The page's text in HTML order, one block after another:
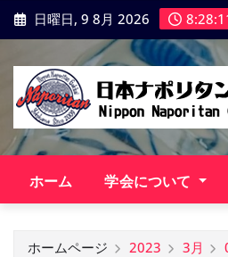
ン
ス
ッ
日曜日, 9 8月 2026
ホーム 学会について
ホームページ 2023 3月